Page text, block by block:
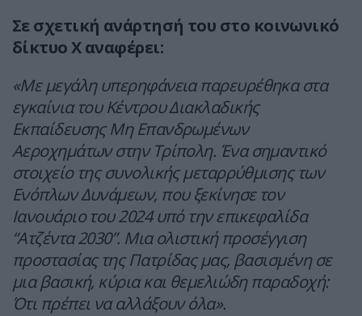
Σε σχετική ανάρτησή του στο κοινωνικό
δίκτυο Χ αναφέρει:
«Με μεγάλη υπερηφάνεια παρευρέθηκα στα
εγκαίνια του Κέντρου Διακλαδικής
Εκπαίδευσης Μη Επανδρωμένων
Αεροχημάτων στην Τρίπολη. Ένα σημαντικό
στοιχείο της συνολικής μεταρρύθμισης των
Ενόπλων Δυνάμεων, που ξεκίνησε τον
Ιανουάριο του 2024 υπό την επικεφαλίδα
“Ατζέντα 2030”. Μια ολιστική προσέγγιση
προστασίας της Πατρίδας μας, βασισμένη σε
μια βασική, κύρια και θεμελιώδη παραδοχή:
Ότι πρέπει να αλλάξουν όλα».